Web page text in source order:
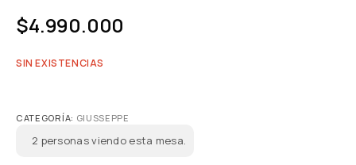
$4.990.000
SIN EXISTENCIAS
CATEGORÍA: GIUSSEPPE
2 personas viendo esta mesa.